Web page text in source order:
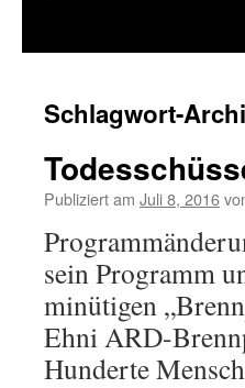
Schlagwort-
Publiziert am Juli 8, 2016
sein Programm
minütigen
Ehni ARD-
Hunderte